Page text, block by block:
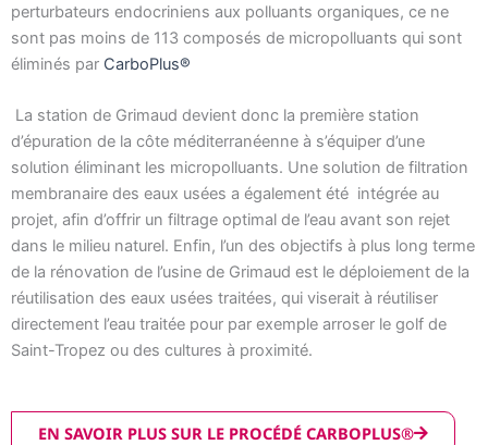
perturbateurs endocriniens aux polluants organiques, ce ne
sont pas moins de 113 composés de micropolluants qui sont
éliminés par CarboPlus®
La station de Grimaud devient donc la première station
d’épuration de la côte méditerranéenne à s’équiper d’une
solution éliminant les micropolluants. Une solution de filtration
membranaire des eaux usées a également été intégrée au
projet, afin d’offrir un filtrage optimal de l’eau avant son rejet
dans le milieu naturel. Enfin, l’un des objectifs à plus long terme
de la rénovation de l’usine de Grimaud est le déploiement de la
réutilisation des eaux usées traitées, qui viserait à réutiliser
directement l’eau traitée pour par exemple arroser le golf de
Saint-Tropez ou des cultures à proximité.
EN SAVOIR PLUS SUR LE PROCÉDÉ CARBOPLUS®